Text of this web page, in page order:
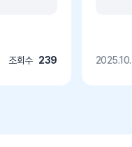
조회수 239